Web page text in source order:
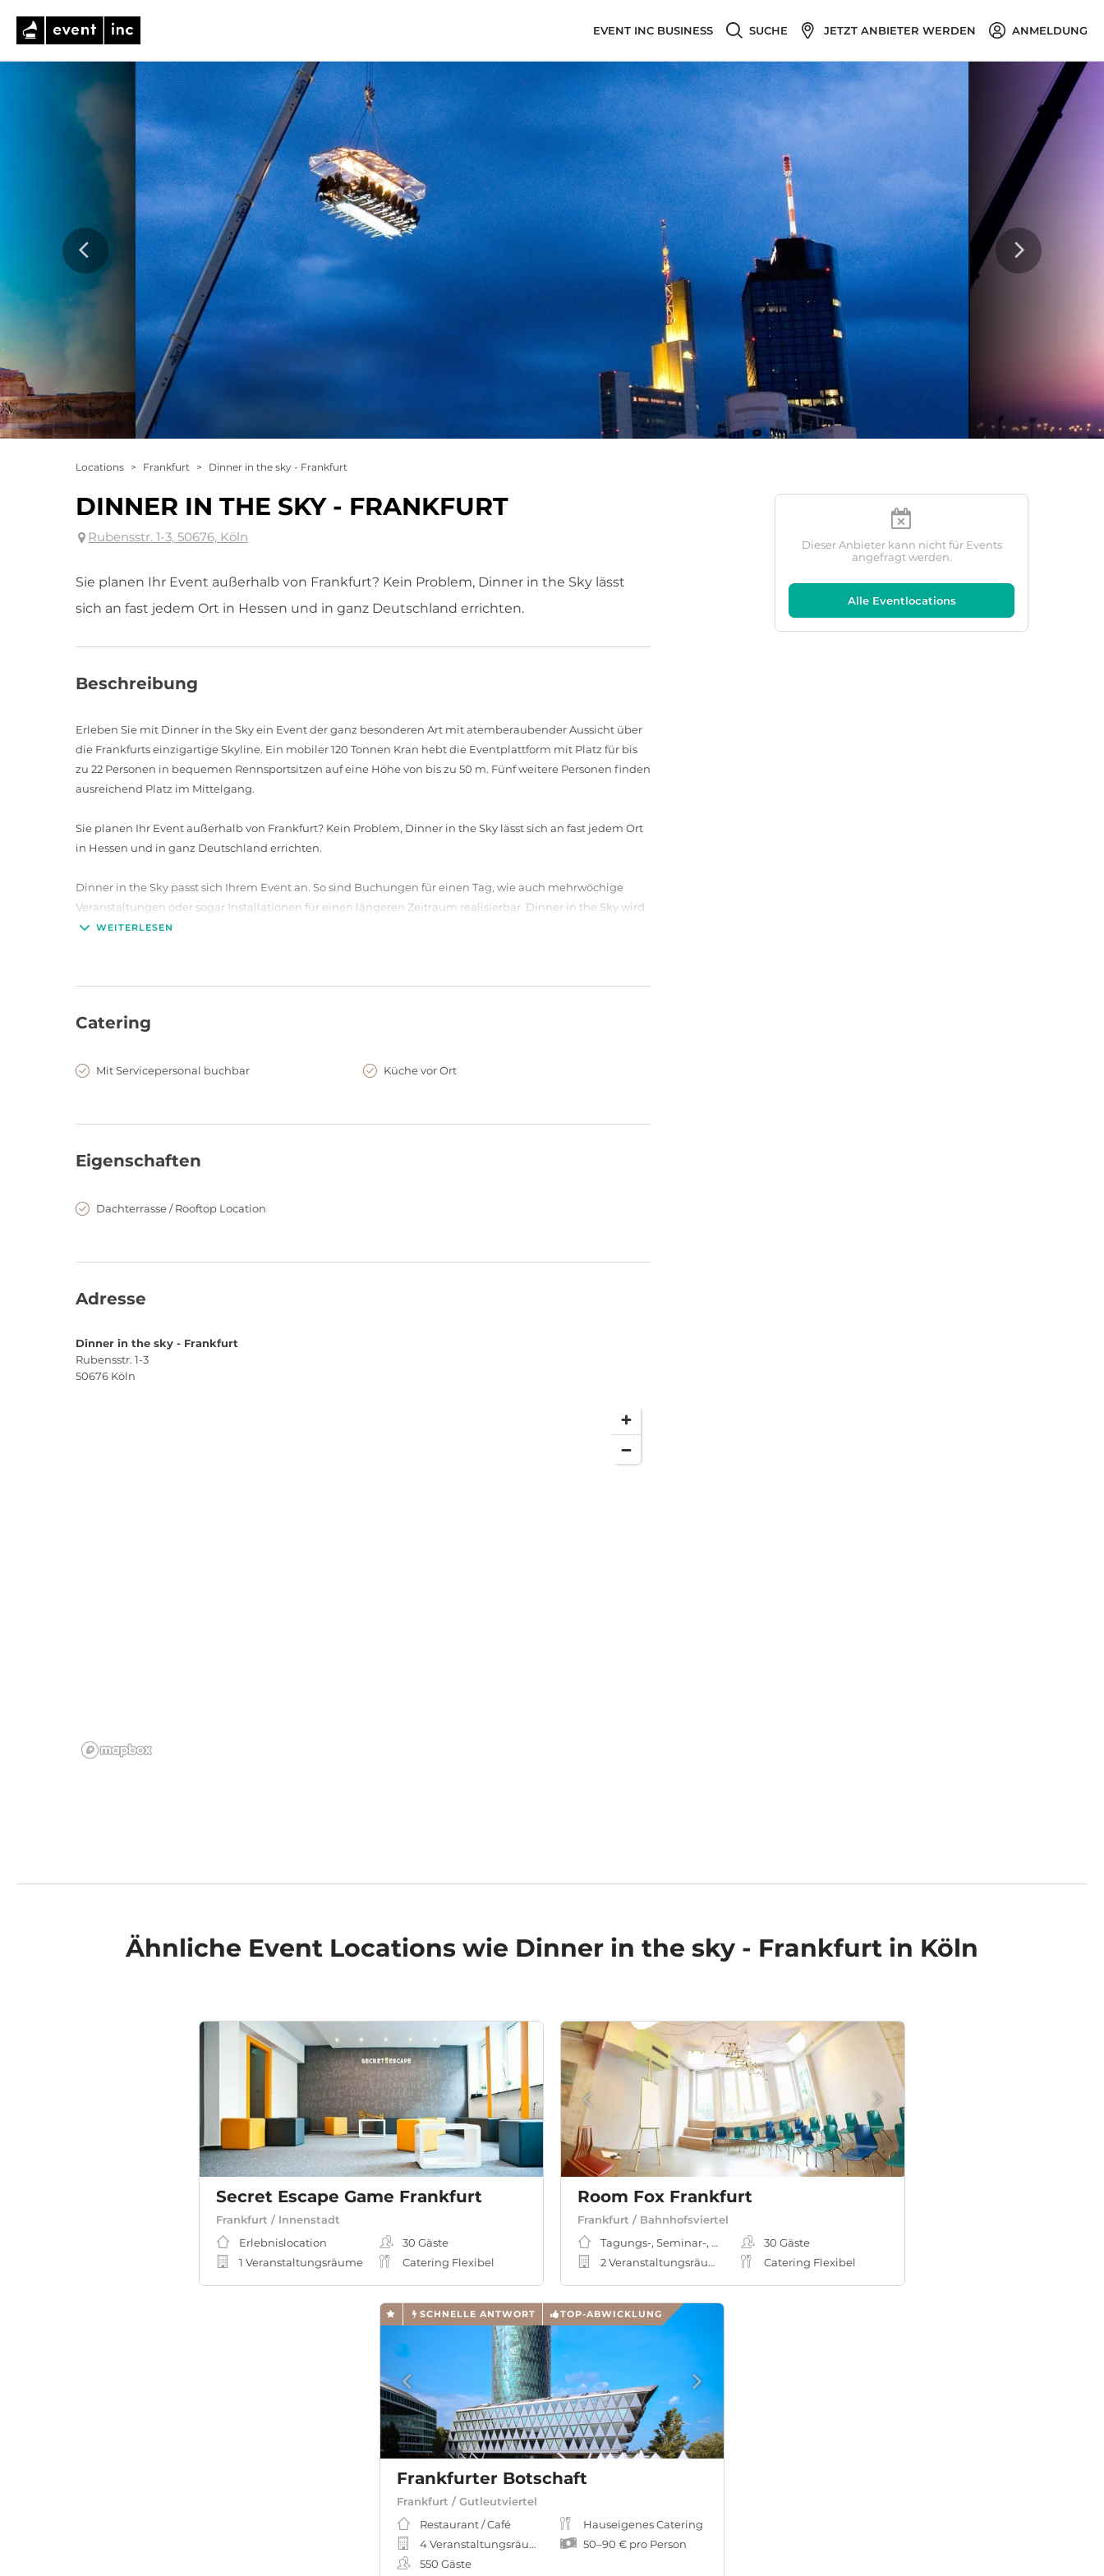
EVENT INC BUSINESS SUCHE JETZT ANBIETER WERDEN ANMELDUNG
Locations > Frankfurt > Dinner in the sky - Frankfurt
DINNER IN THE SKY - FRANKFURT
Rubensstr. 1-3, 50676, Köln
Sie planen Ihr Event außerhalb von Frankfurt? Kein Problem, Dinner in the Sky lässt
sich an fast jedem Ort in Hessen und in ganz Deutschland errichten.
Beschreibung
Erleben Sie mit Dinner in the Sky ein Event der ganz besonderen Art mit atemberaubender Aussicht über
die Frankfurts einzigartige Skyline. Ein mobiler 120 Tonnen Kran hebt die Eventplattform mit Platz für bis
zu 22 Personen in bequemen Rennsportsitzen auf eine Höhe von bis zu 50 m. Fünf weitere Personen finden
ausreichend Platz im Mittelgang.
Sie planen Ihr Event außerhalb von Frankfurt? Kein Problem, Dinner in the Sky lässt sich an fast jedem Ort
in Hessen und in ganz Deutschland errichten.
Dinner in the Sky passt sich Ihrem Event an. So sind Buchungen für einen Tag, wie auch mehrwöchige
Veranstaltungen oder sogar Installationen für einen längeren Zeitraum realisierbar. Dinner in the Sky wird
rund um die Uhr von professionellen Eventmanagern und Technikern betreut.
nach Ihren Vorstellungen oder bauen Sie sie komplett um. Bühne, Pokertisch oder Catwalk - für das Team
ab 12.000 €, bzw. Preis auf Anfrage
sitzend 22 Personen (pro Flug)
WEITERLESEN
Catering
Mit Servicepersonal buchbar Küche vor Ort
Eigenschaften
Dachterrasse / Rooftop Location
Adresse
Dinner in the sky - Frankfurt
Rubensstr. 1-3
50676 Köln
Dieser Anbieter kann nicht für Events
angefragt werden.
Alle Eventlocations
Ähnliche Event Locations wie Dinner in the sky - Frankfurt in Köln
Secret Escape Game Frankfurt
Frankfurt / Innenstadt
Erlebnislocation
1 Veranstaltungsräume
30 Gäste
Catering Flexibel
Room Fox Frankfurt
Frankfurt / Bahnhofsviertel
Tagungs-, Seminar-, Meeting-, Workshopraum
2 Veranstaltungsräume
30 Gäste
Catering Flexibel
SCHNELLE ANTWORT TOP-ABWICKLUNG
Frankfurter Botschaft
Frankfurt / Gutleutviertel
Restaurant / Café
4 Veranstaltungsräume
550 Gäste
Hauseigenes Catering
50–90 € pro Person